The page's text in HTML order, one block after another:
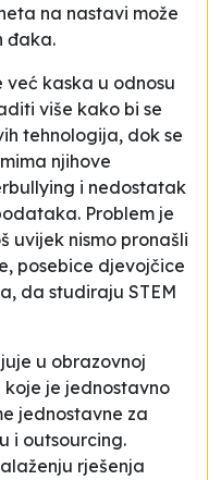
na nastavi može
đaka.
kaska u odnosu
više kako bi se
tehnologija, dok se
njihove
i nedostatak
Problem je
uvijek nismo pronašli
posebice djevojčice
da studiraju STEM
u obrazovnoj
je jednostavno
jednostavne za
i outsourcing.
rješenja